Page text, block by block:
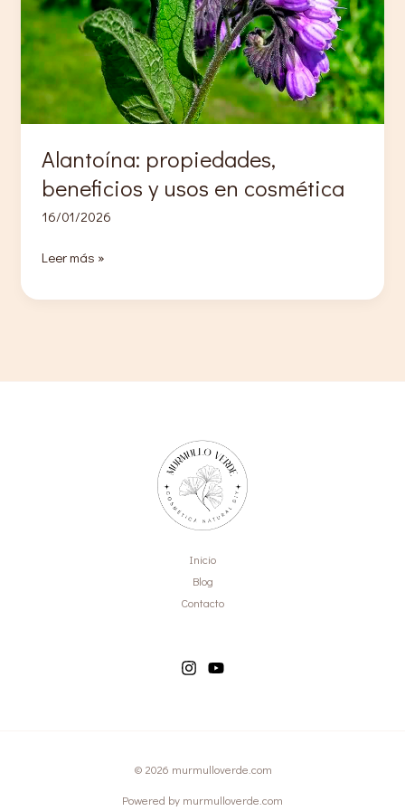
Alantoína: propiedades,
beneficios y usos en cosmética
16/01/2026
Alantoína:
beneficios
cosmética
Leer más »
Inicio
Blog
Contacto
© 2026 murmulloverde.com
Powered by murmulloverde.com